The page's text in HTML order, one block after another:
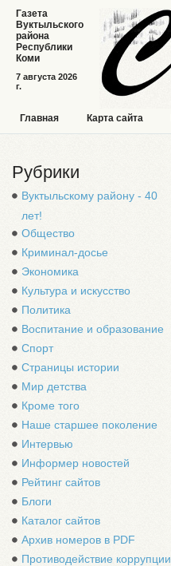
7 августа 2026
г.
Газета
Вуктыльского
района
Республики
Коми
Главная Карта сайта
Рубрики
Вуктыльскому району - 40
лет!
Общество
Криминал-досье
Экономика
Культура и искусство
Политика
Воспитание и образование
Спорт
Страницы истории
Мир детства
Кроме того
Наше старшее поколение
Интервью
Информер новостей
Рейтинг сайтов
Блоги
Каталог сайтов
Архив номеров в PDF
Противодействие коррупции